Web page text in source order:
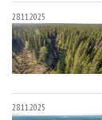
28.11.2025
28.11.2025